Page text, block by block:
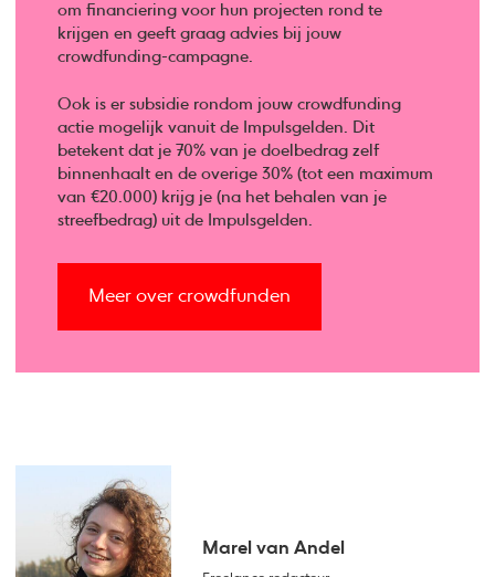
om financiering voor hun projecten rond te
krijgen en geeft graag advies bij jouw
crowdfunding-campagne.
Ook is er subsidie rondom jouw crowdfunding
actie mogelijk vanuit de Impulsgelden. Dit
betekent dat je 70% van je doelbedrag zelf
binnenhaalt en de overige 30% (tot een maximum
van €20.000) krijg je (na het behalen van je
streefbedrag) uit de Impulsgelden.
Meer over crowdfunden
Marel van Andel